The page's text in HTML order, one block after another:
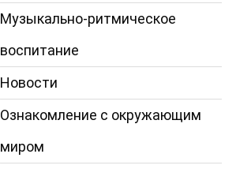
Музыкально-ритмическое
воспитание
Новости
Ознакомление с окружающим
миром